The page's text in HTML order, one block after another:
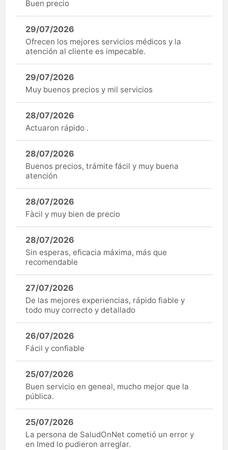
Buen precio
29/07/2026
Ofrecen los mejores servicios médicos y la
atención al cliente es impecable.
29/07/2026
Muy buenos precios y mil servicios
28/07/2026
Actuaron rápido .
28/07/2026
Buenos precios, trámite fácil y muy buena
atención
28/07/2026
Fàcil y muy bien de precio
28/07/2026
Sin esperas, eficacia máxima, más que
recomendable
27/07/2026
De las mejores experiencias, rápido fiable y
todo muy correcto y detallado
26/07/2026
Fácil y confiable
25/07/2026
Buen servicio en geneal, mucho mejor que la
pública.
25/07/2026
La persona de SaludOnNet cometió un error y
en Imed lo pudieron arreglar.